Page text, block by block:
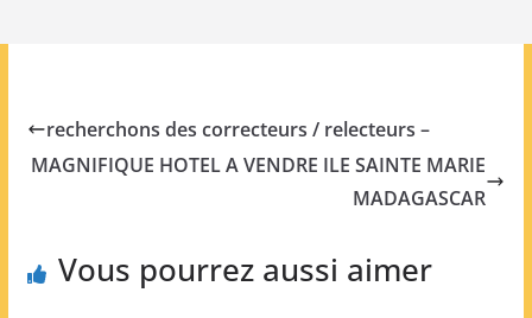
recherchons des correcteurs / relecteurs –
MAGNIFIQUE HOTEL A VENDRE ILE SAINTE MARIE
MADAGASCAR
Vous pourrez aussi aimer